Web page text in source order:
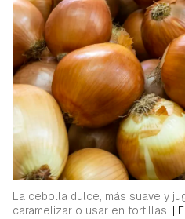
La cebolla dulce, más suave y
caramelizar o usar en tortillas. |